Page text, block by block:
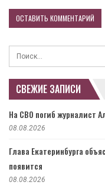
СВЕЖИЕ ЗАПИСИ
На СВО погиб журналист
08.08.2026
Глава Екатеринбурга
появится
08.08.2026